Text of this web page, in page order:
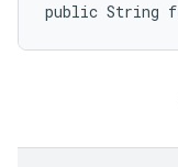
public String